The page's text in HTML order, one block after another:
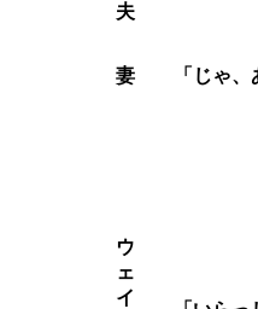
夫
妻 「じゃ
ウ
ェ
イ